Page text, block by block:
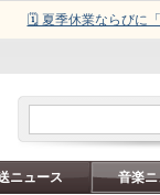
🗓️ 夏季休業ならびに
ニュース 音楽